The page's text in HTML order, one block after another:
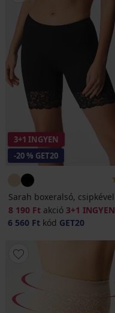
3+1 INGYEN
-20 % GET20
Sarah boxeralsó, csipkével
8 190 Ft akció 3+1 INGYEN
6 560 Ft kód GET20